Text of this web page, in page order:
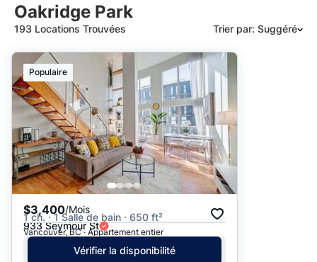
Oakridge Park
193 Locations Trouvées Trier par: Suggéré
Suggéré
Date: les plus récents d’abord
Date: les plus anciens d’abord
Prix - $$$ à $
Prix - $ à $$$
Populaire
$3,400/Mois
1 ch. · 1 Salle de bain · 650 ft²
933 Seymour St
Vancouver, BC · Appartement entier
Vérifier la disponibilité